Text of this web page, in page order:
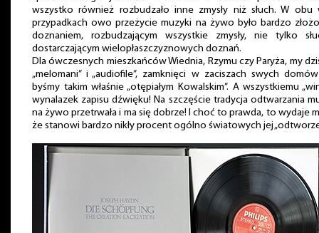
wszystko również rozbudzało inne zmysły niż słuch. W obu
przypadkach owo przeżycie muzyki na żywo było bardzo
doznaniem, rozbudzającym wszystkie zmysły, nie tylko
dostarczającym wielopłaszczyznowych doznań.
Dla ówczesnych mieszkańców Wiednia, Rzymu czy Paryża, my
„melomani” i „audiofile”, zamknięci w zaciszach swych
byśmy takim właśnie „otępiałym Kowalskim”. A wszystkiemu
wynalazek zapisu dźwięku! Na szczęście tradycja odtwarzania
na żywo przetrwała i ma się dobrze! I choć to prawda, to wydaje
że stanowi bardzo nikły procent ogólno światowych jej